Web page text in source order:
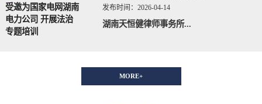
发布时间： 2026-04-14
湖南天恒健律师事务所...
MORE+